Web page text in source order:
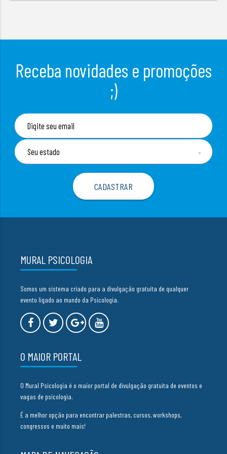
Receba novidades e promoções
;)
▼
MURAL PSICOLOGIA
Somos um sistema criado para a divulgação gratuita de qualquer
evento ligado ao mundo da Psicologia.
O MAIOR PORTAL
O Mural Psicologia é o maior portal de divulgação gratuita de eventos e
vagas de psicologia.
É a melhor opção para encontrar palestras, cursos, workshops,
congressos e muito mais!